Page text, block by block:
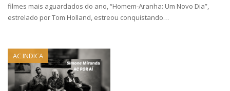
filmes mais aguardados do ano, “Homem-Aranha: Um Novo Dia”,
estrelado por Tom Holland, estreou conquistando…
AC INDICA